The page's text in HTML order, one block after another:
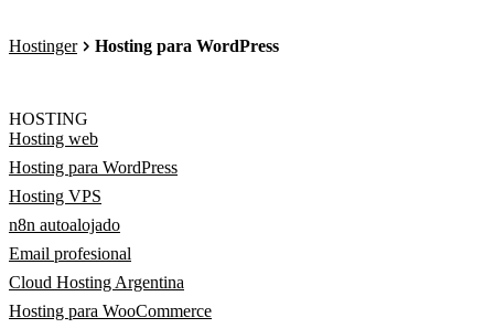
Hostinger Hosting para WordPress
HOSTING
Hosting web
Hosting para WordPress
Hosting VPS
n8n autoalojado
Email profesional
Cloud Hosting Argentina
Hosting para WooCommerce